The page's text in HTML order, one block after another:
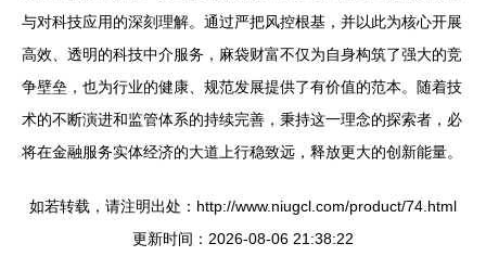
与对科技应用的深刻理解。通过严把风控根基，并以此为核心开展
高效、透明的科技中介服务，麻袋财富不仅为自身构筑了强大的竞
争壁垒，也为行业的健康、规范发展提供了有价值的范本。随着技
术的不断演进和监管体系的持续完善，秉持这一理念的探索者，必
将在金融服务实体经济的大道上行稳致远，释放更大的创新能量。
如若转载，请注明出处：http://www.niugcl.com/product/74.html
更新时间：2026-08-06 21:38:22